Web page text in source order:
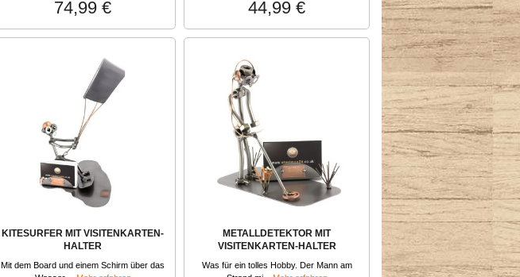
74,99 € 44,99 €
KITESURFER MIT VISITENKARTEN-
HALTER
Mit dem Board und einem Schirm über das
METALLDETEKTOR MIT
VISITENKARTEN-HALTER
Was für ein tolles Hobby. Der Mann am